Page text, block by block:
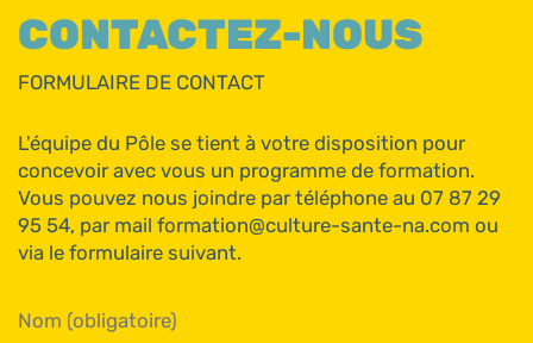
CONTACTEZ-NOUS
FORMULAIRE DE CONTACT
L'équipe du Pôle se tient à votre disposition pour
concevoir avec vous un programme de formation.
Vous pouvez nous joindre par téléphone au 07 87 29
95 54, par mail formation@culture-sante-na.com ou
via le formulaire suivant.